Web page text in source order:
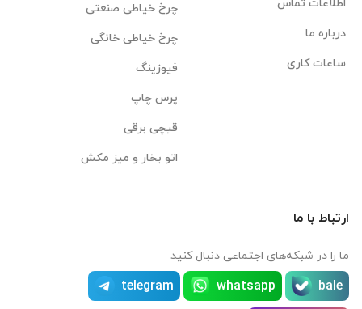
اطلاعات تماس
درباره ما
ساعات کاری
چرخ خیاطی صنعتی
چرخ خیاطی خانگی
فیوزینگ
پرس چاپ
قیچی برقی
اتو بخار و میز مکش
ارتباط با ما
ما را در شبکه‌های اجتماعی دنبال کنید
bale
whatsapp
telegram